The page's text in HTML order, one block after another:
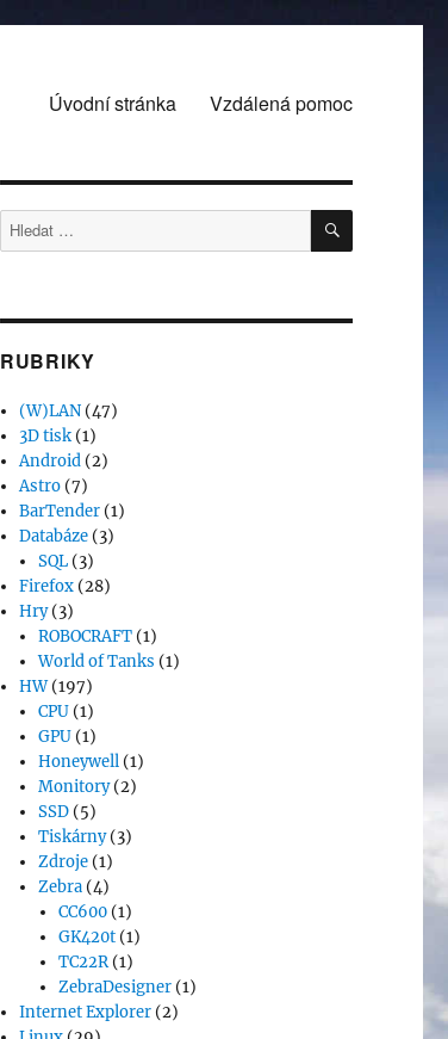
Úvodní stránka Vzdálená pomoc
Hledat: HLEDÁNÍ
RUBRIKY
(W)LAN (47)
3D tisk (1)
Android (2)
Astro (7)
BarTender (1)
Databáze (3)
SQL (3)
Firefox (28)
Hry(3)
ROBOCRAFT (1)
World of Tanks (1)
HW(197)
CPU (1)
GPU (1)
Honeywell (1)
Monitory(2)
SSD (5)
Tiskárny(3)
Zdroje (1)
Zebra (4)
CC600(1)
GK420t(1)
TC22R(1)
ZebraDesigner(1)
Internet Explorer (2)